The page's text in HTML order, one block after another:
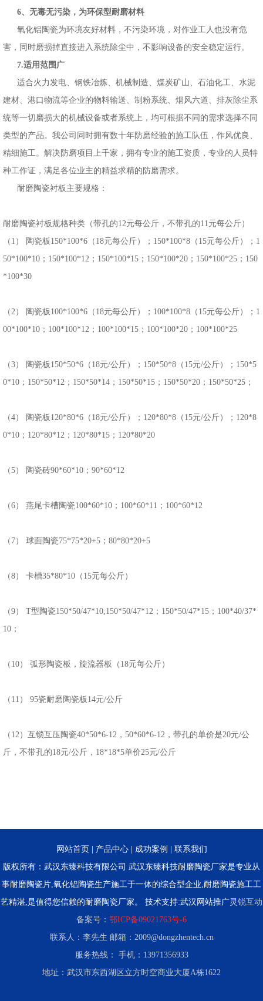
6、无毒无污染，为环保型耐磨材料
氧化铝陶瓷为环境友好材料，不污染环境，对作业工人也没有危
害，同时磨损掉直接进入系统除尘中，不影响设备的安全稳定运行。
7.适用范围广
适合火力发电、钢铁冶炼、机械制造、煤炭矿山、石油化工、水泥
建材、港口物流等企业的物料输送、制粉系统、烟风六道、排灰除尘系
统等一切磨损大的机械设备或者系统上，均可根据不同的需求选择不同
类型的产品。我公司同时拥有数十年防磨经验的施工队伍，作风优良、
精细施工。解决防磨项目上千家，拥有专业的施工资质，专业的人员特
种工作证，满足各位业主的精益求精的防磨需求。
耐磨陶瓷衬板主要规格：
耐磨陶瓷衬板规格种类（带孔的12元每公斤，不带孔的11元每公斤）
（1） 陶瓷板150*100*6（18元每公斤）；150*100*8（15元每公斤）；1
50*100*10；150*100*12；150*100*15；150*100*20；150*100*25；150
*100*30
（2） 陶瓷板100*100*6（18元每公斤）；100*100*8（15元每公斤）；1
00*100*10；100*100*12；100*100*15；100*100*20；100*100*25
（3） 陶瓷板150*50*6（18元/公斤）；150*50*8（15元/公斤）；150*5
0*10；150*50*12；150*50*14；150*50*15；150*50*20；150*50*25；
（4） 陶瓷板120*80*6（18元/公斤）；120*80*8（15元/公斤）；120*8
0*10；120*80*12；120*80*15；120*80*20
（5） 陶瓷砖90*60*10；90*60*12
（6） 燕尾卡槽陶瓷100*60*10；100*60*11；100*60*12
（7） 球面陶瓷75*75*20+5；80*80*20+5
（8） 卡槽35*80*10（15元每公斤）
（9） T型陶瓷150*50/47*10;150*50/47*12；150*50/47*15；100*40/37*
10；
（10） 弧形陶瓷板，旋流器板（18元每公斤）
（11） 95瓷耐磨陶瓷板14元/公斤
（12）互锁互压陶瓷40*50*6-12，50*60*6-12，带孔的单价是20元/公
斤，不带孔的18元/公斤，18*18*5单价25元/公斤
网站首页 产品中心| 成功案例
联系我们
版权所有：武汉东臻科技有限公司 武汉东臻科技耐磨陶瓷厂家是专业从
事耐磨陶瓷片,氧化铝陶瓷生产施工于一体的综合型企业,耐磨陶瓷施工工
艺精湛,是值得您信赖的耐磨陶瓷厂家。 技术支持:武汉网站推广灵锐互动
备案号： 鄂ICP备09021763号-6
联系人：李先生 邮箱：2009@dongzhentech.cn
服务热线： 手机：13971356933
地址：武汉市东西湖区立方时空商业大厦A栋1622